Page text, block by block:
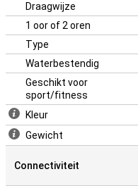
Draagwijze
1 oor of 2 oren
Type
Waterbestendig
Geschikt voor
sport/fitness
Kleur
Gewicht
Connectiviteit